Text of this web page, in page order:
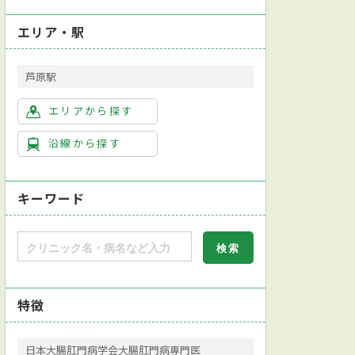
エリア・駅
芦原駅
エリアから探す
沿線から探す
キーワード
特徴
日本大腸肛門病学会大腸肛門病専門医